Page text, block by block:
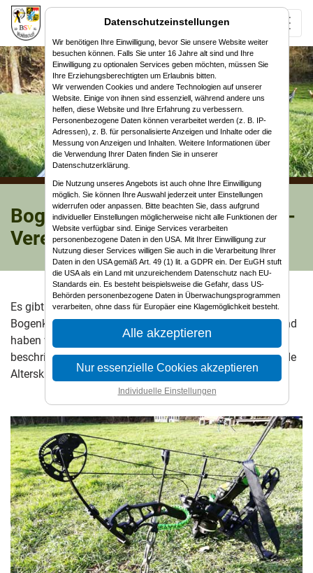
Bogenklassen des Bogen-Sport-
Verein Waldaschaff e.V.
Es gibt die unterschiedlichsten Bogenklassen. Nicht alle
Bogenklassen kommen bei uns zum Einsatz. Nachfolgend
haben wir Dir alle von uns ausgeübten Bogenklassen
beschrieben. Alle aufgeführten Bogenklassen sind für jede
Altersklassen geeignet.
Datenschutzeinstellungen
Wir benötigen Ihre Einwilligung, bevor Sie unsere Website weiter
besuchen können. Falls Sie unter 16 Jahre alt sind und Ihre
Einwilligung zu optionalen Services geben möchten, müssen Sie
Ihre Erziehungsberechtigten um Erlaubnis bitten.
Wir verwenden Cookies und andere Technologien auf unserer
Website. Einige von ihnen sind essenziell, während andere uns
helfen, diese Website und Ihre Erfahrung zu verbessern.
Personenbezogene Daten können verarbeitet werden (z. B. IP-
Adressen), z. B. für personalisierte Anzeigen und Inhalte oder die
Messung von Anzeigen und Inhalten. Weitere Informationen über
die Verwendung Ihrer Daten finden Sie in unserer
Datenschutzerklärung.
Die Nutzung unseres Angebots ist auch ohne Ihre Einwilligung
möglich. Sie können Ihre Auswahl jederzeit unter Einstellungen
widerrufen oder anpassen. Bitte beachten Sie, dass aufgrund
individueller Einstellungen möglicherweise nicht alle Funktionen der
Website verfügbar sind. Einige Services verarbeiten
personenbezogene Daten in den USA. Mit Ihrer Einwilligung zur
Nutzung dieser Services willigen Sie auch in die Verarbeitung Ihrer
Daten in den USA gemäß Art. 49 (1) lit. a GDPR ein. Der EuGH stuft
die USA als ein Land mit unzureichendem Datenschutz nach EU-
Standards ein. Es besteht beispielsweise die Gefahr, dass US-
Behörden personenbezogene Daten in Überwachungsprogrammen
verarbeiten, ohne dass für Europäer eine Klagemöglichkeit besteht.
Alle akzeptieren
Nur essenzielle Cookies akzeptieren
Individuelle Einstellungen